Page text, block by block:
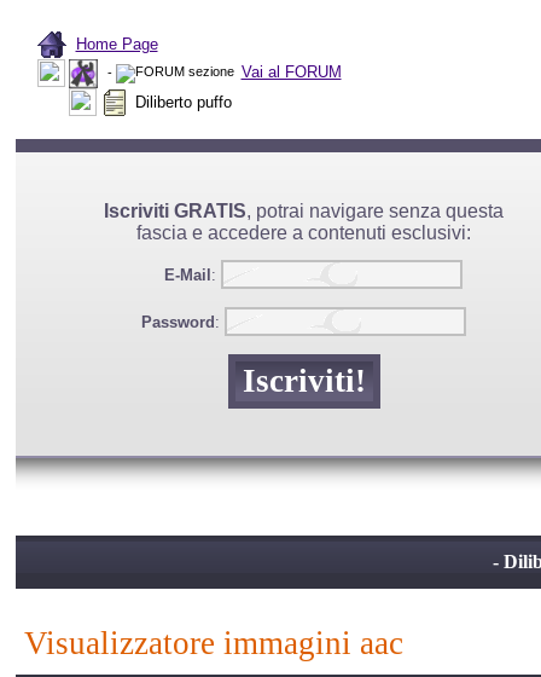
Home Page
-
Vai al FORUM
Diliberto puffo
Iscriviti GRATIS, potrai navigare senza questa
fascia e accedere a contenuti esclusivi:
E-Mail :
Password :
-
visualizzatore immagini aac